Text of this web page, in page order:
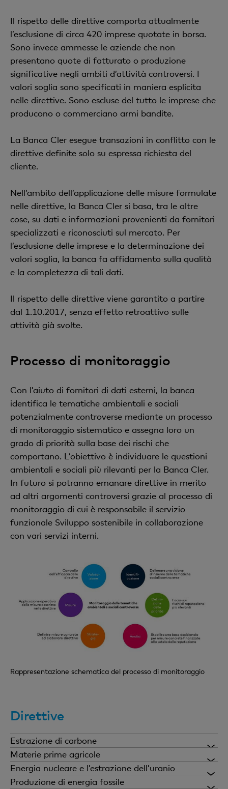
Il rispetto delle direttive comporta attualmente
l’esclusione di circa 420 imprese quotate in borsa.
Sono invece ammesse le aziende che non
presentano quote di fatturato o produzione
significative negli ambiti d’attività controversi. I
valori soglia sono specificati in maniera esplicita
nelle direttive. Sono escluse del tutto le imprese che
producono o commerciano armi bandite.
La Banca Cler esegue transazioni in conflitto con le
direttive definite solo su espressa richiesta del
cliente.
Nell’ambito dell’applicazione delle misure formulate
nelle direttive, la Banca Cler si basa, tra le altre
cose, su dati e informazioni provenienti da fornitori
specializzati e riconosciuti sul mercato. Per
l’esclusione delle imprese e la determinazione dei
valori soglia, la banca fa affidamento sulla qualità
e la completezza di tali dati.
Il rispetto delle direttive viene garantito a partire
dal 1.10.2017, senza effetto retroattivo sulle
attività già svolte.
Processo di monitoraggio
Con l’aiuto di fornitori di dati esterni, la banca
identifica le tematiche ambientali e sociali
potenzialmente controverse mediante un processo
di monitoraggio sistematico e assegna loro un
grado di priorità sulla base dei rischi che
comportano. L’obiettivo è individuare le questioni
ambientali e sociali più rilevanti per la Banca Cler.
In futuro si potranno emanare direttive in merito
ad altri argomenti controversi grazie al processo di
monitoraggio di cui è responsabile il servizio
funzionale Sviluppo sostenibile in collaborazione
con vari servizi interni.
Rappresentazione schematica del processo di monitoraggio
Direttive
Estrazione di carbone
Premesse
L’estrazione di carbone fossile e lignite causa
Materie prime agricole
Premesse
Energia nucleare e l’estrazione dell’uranio
Premesse
Produzione di energia fossile